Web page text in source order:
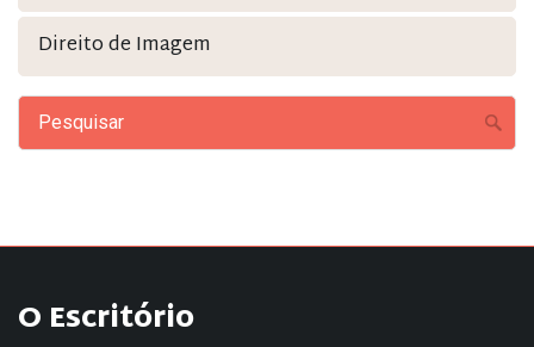
Direito de Imagem
O Escritório